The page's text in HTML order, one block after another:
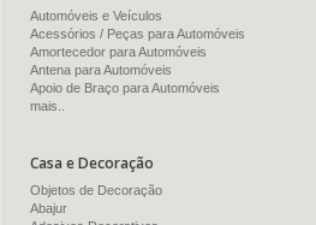
Automóveis e Veículos
Acessórios / Peças para Automóveis
Amortecedor para Automóveis
Antena para Automóveis
Apoio de Braço para Automóveis
mais..
Casa e Decoração
Objetos de Decoração
Abajur